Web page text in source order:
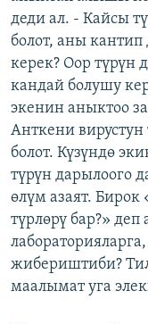
деди ал. - Кайсы
болот, аны
керек? Оор түрүн
кандай болушу
экенин аныктоо
Анткени
болот. Күзүндө
түрүн дарылоого
өлүм азаят. Бирок
түрлөрү бар?» деп
жибериштиби?
маалымат уга